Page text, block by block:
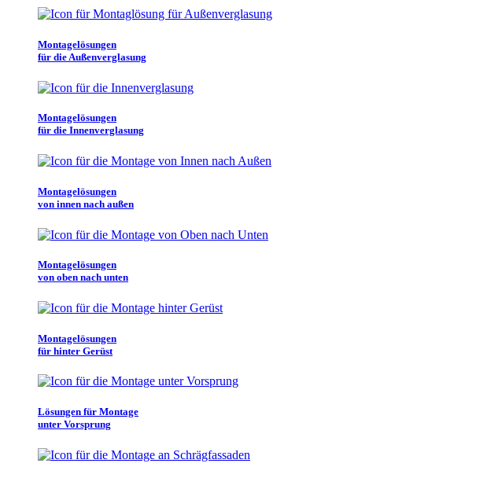
Montagelösungen
für die Außenverglasung
Montagelösungen
für die Innenverglasung
Montagelösungen
von innen nach außen
Montagelösungen
von oben nach unten
Montagelösungen
für hinter Gerüst
Lösungen für Montage
unter Vorsprung